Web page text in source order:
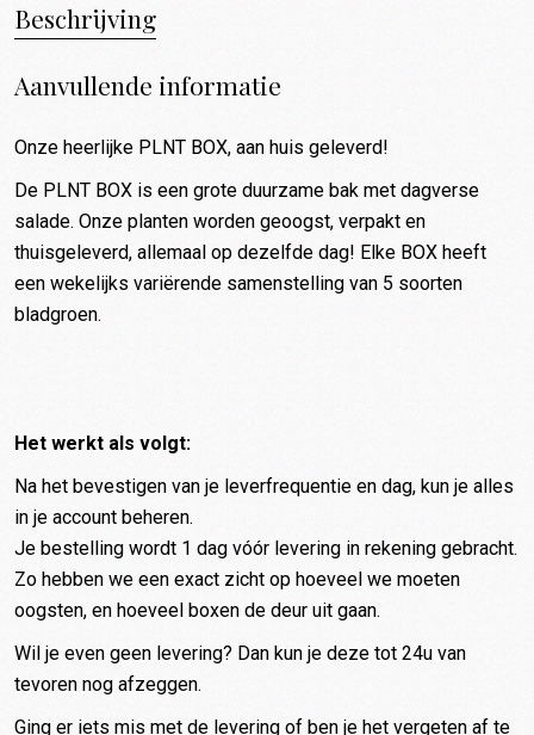
Beschrijving
Aanvullende informatie
Onze heerlijke PLNT BOX, aan huis geleverd!
De PLNT BOX is een grote duurzame bak met dagverse
salade. Onze planten worden geoogst, verpakt en
thuisgeleverd, allemaal op dezelfde dag! Elke BOX heeft
een wekelijks variërende samenstelling van 5 soorten
bladgroen.
Het werkt als volgt:
Na het bevestigen van je leverfrequentie en dag, kun je alles
in je account beheren.
Je bestelling wordt 1 dag vóór levering in rekening gebracht.
Zo hebben we een exact zicht op hoeveel we moeten
oogsten, en hoeveel boxen de deur uit gaan.
Wil je even geen levering? Dan kun je deze tot 24u van
tevoren nog afzeggen.
Ging er iets mis met de levering of ben je het vergeten af te